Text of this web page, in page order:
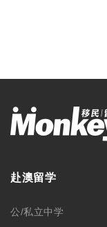
赴澳留学
公/私立中学